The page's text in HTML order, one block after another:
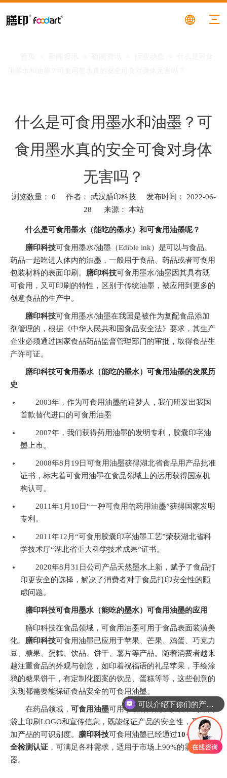
什么是可食用墨水和油墨？可
食用墨水真的安全可食对身体
无害吗？
浏览数量： 0 作者： 武汉膳印科技 发布时间： 2022-06-
28 来源： 本站
什么是可食用墨水（能吃的墨水）和可食用油墨呢？
膳印科技可食用墨水/油墨（Edible ink）是可以与食品、
药品一起吃进人体内的油墨，一般用于食品、药品或者可食用
包装材料的表面印刷。 膳印科技可食用墨水/油墨因其具有既
可食用，又可印刷的特性，区别于传统油墨，被应用到更多的
创意食品的生产中。
膳印科技可食用墨水/油墨在我国是被作为复配食品添加
剂管理的，根据《中华人民共和国食品安全法》要求，其生产
企业必须通过国家食品药品监督管理部门的审批，取得食品生
产许可证。
膳印科技可食用墨水 （能吃的墨水） 可食用油墨的发展历
史
2003年，作为可食用油墨的追梦人，我们研发出我国
首款替代进口的可食用油墨
2007年，我们获得药用油墨的发明专利，胶囊印字油
墨上市。
2008年8月19日可食用油墨获得湖北省食品用产品批准
证书，标志着可食用油墨在食品领域上的运用获得国家机
构认可。
2011年1月10日“一种可食用的药用油墨”获得国家发明
专利。
2011年12月“可食用胶囊印字油墨工艺”荣获湖北省科
学技术厅“湖北省重大科学技术成果”证书。
2020年8月31日公司产品天然墨水上新，赋予了食品打
印更安全的选择，解决了消费者对于食品打印安全性的顾
虑问题。
膳印科技可食用墨水 （能吃的墨水） 可食用油墨的应用
膳印科技在食品领域，可食用油墨可用于食品表面装潢美
化。 膳印科技可食用油墨已应用于苹果、芒果、鸡蛋、巧克力
豆、糖果、蛋糕、饮品、饼干、薯片等产品。随着消费者越来
越注重食品的外观与创意，如印着祝福语的礼品苹果，手绘涂
鸦的糖果饼干，有定制化图案的饮品、蛋糕等等，这些创意的
实现都需要能保证食品安全的可食用油墨。
在药品领域， 可食用油墨可用于各种片剂、胶囊和药品内
袋上印刷LOGO和宣传信息，既能保证产品的安全性，又能增
加产品的可识别度。 膳印科技可食用油墨已经通过10+食品安
全检测认证 ，可满足各种需求，适用于市场上90%的需求和机
器。
可以介绍下你们的产品么